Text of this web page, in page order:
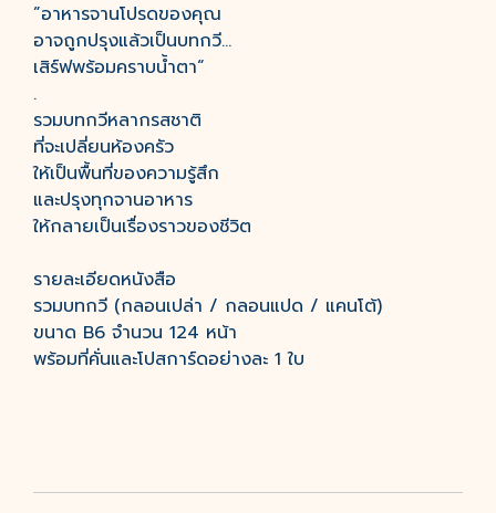
”อาหารจานโปรดของคุณ
อาจถูกปรุงแล้วเป็นบทกวี...
เสิร์ฟพร้อมคราบน้ำตา“
.
รวมบทกวีหลากรสชาติ
ที่จะเปลี่ยนห้องครัว
ให้เป็นพื้นที่ของความรู้สึก
และปรุงทุกจานอาหาร
ให้กลายเป็นเรื่องราวของชีวิต
รายละเอียดหนังสือ
รวมบทกวี (กลอนเปล่า / กลอนแปด / แคนโต้)
ขนาด B6 จำนวน 124 หน้า
พร้อมที่คั่นและโปสการ์ดอย่างละ 1 ใบ